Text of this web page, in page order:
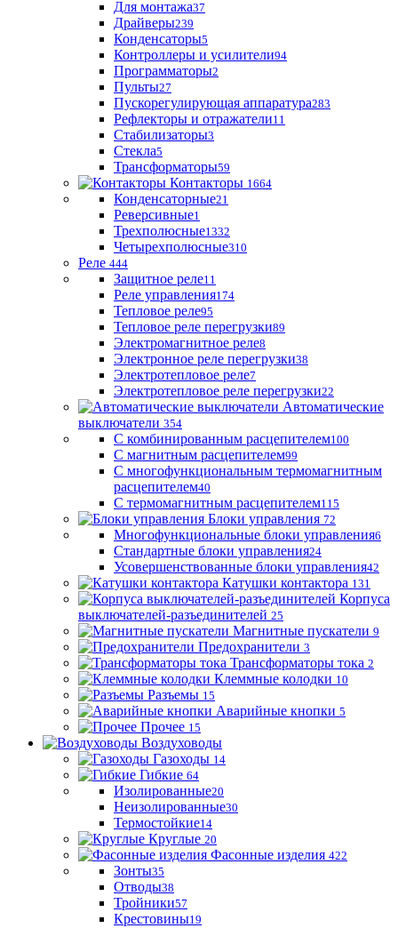
Для монтажа37
Драйверы239
Конденсаторы5
Контроллеры и усилители94
Программаторы2
Пульты27
Пускорегулирующая аппаратура283
Рефлекторы и отражатели11
Стабилизаторы3
Стекла5
Трансформаторы59
Контакторы 1664
Конденсаторные21
Реверсивные1
Трехполюсные1332
Четырехполюсные310
Реле 444
Защитное реле11
Реле управления174
Тепловое реле95
Тепловое реле перегрузки89
Электромагнитное реле8
Электронное реле перегрузки38
Электротепловое реле7
Электротепловое реле перегрузки22
Автоматические
выключатели 354
С комбинированным расцепителем100
С магнитным расцепителем99
С многофункциональным термомагнитным
расцепителем40
С термомагнитным расцепителем115
Блоки управления 72
Многофункциональные блоки управления6
Стандартные блоки управления24
Усовершенствованные блоки управления42
Катушки контактора 131
Корпуса
выключателей-разъединителей 25
Магнитные пускатели 9
Предохранители 3
Трансформаторы тока 2
Клеммные колодки 10
Разъемы 15
Аварийные кнопки 5
Прочее 15
Воздуховоды
Газоходы 14
Гибкие 64
Изолированные20
Неизолированные30
Термостойкие14
Круглые 20
Фасонные изделия 422
Зонты35
Отводы38
Тройники57
Крестовины19